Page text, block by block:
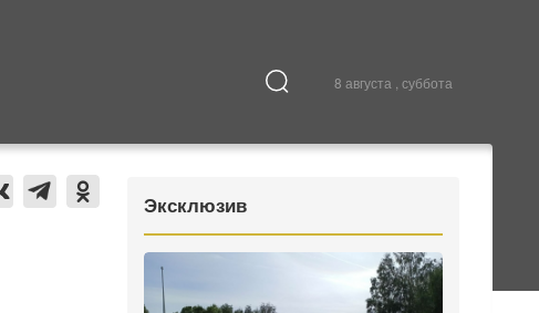
8 августа , суббота
Культура
Эксклюзив